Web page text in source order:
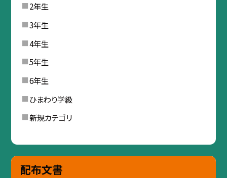
2年生
3年生
4年生
5年生
6年生
ひまわり学級
新規カテゴリ
配布文書